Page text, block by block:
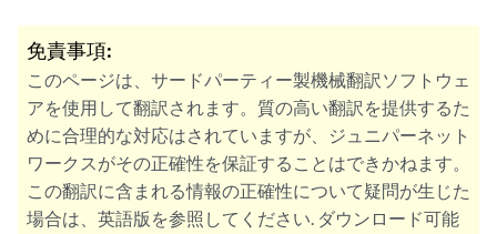
免責事項:
このページは、サードパーティー製機械翻訳ソフトウェ
アを使用して翻訳されます。質の高い翻訳を提供するた
めに合理的な対応はされていますが、ジュニパーネット
ワークスがその正確性を保証することはできかねます。
この翻訳に含まれる情報の正確性について疑問が生じた
場合は、英語版を参照してください. ダウンロード可能